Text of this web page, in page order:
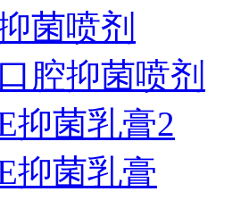
菌喷剂
腔抑菌喷剂
抑菌乳膏2
抑菌乳膏